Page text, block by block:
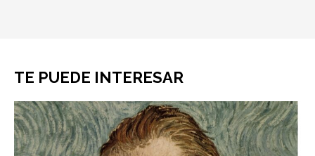
TE PUEDE INTERESAR